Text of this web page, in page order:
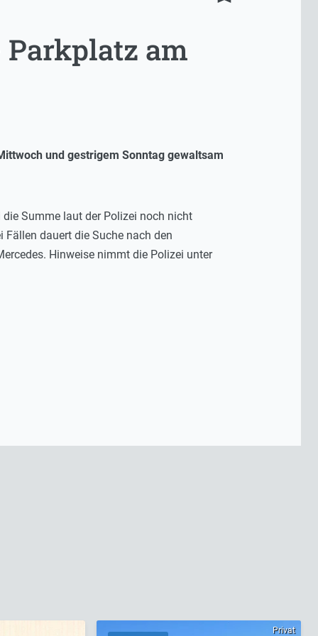
Parkplatz am
und gestrigem Sonntag gewaltsam
die Summe laut der Polizei noch nicht
dauert die Suche nach den
Hinweise nimmt die Polizei unter
Privat